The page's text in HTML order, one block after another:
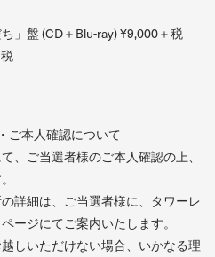
」盤 (CD＋Blu-ray) ¥9,000＋税
ご本人確認について
、ご当選者様のご本人確認の上、
詳細は、ご当選者様に、タワーレ
ージにてご案内いたします。
しいただけない場合、いかなる理